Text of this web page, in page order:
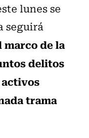
lunes se
seguirá
marco de la
delitos
trama